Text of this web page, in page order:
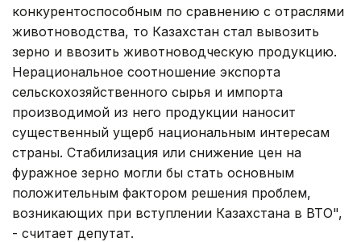
конкурентоспособным по сравнению с отраслями
животноводства, то Казахстан стал вывозить
зерно и ввозить животноводческую продукцию.
Нерациональное соотношение экспорта
сельскохозяйственного сырья и импорта
производимой из него продукции наносит
существенный ущерб национальным интересам
страны. Стабилизация или снижение цен на
фуражное зерно могли бы стать основным
положительным фактором решения проблем,
возникающих при вступлении Казахстана в ВТО",
- считает депутат.